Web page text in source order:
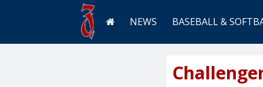
NEWS BASEBALL &